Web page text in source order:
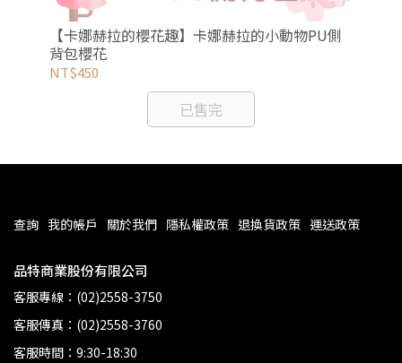
【卡娜赫拉的櫻花趣】卡娜赫拉的小動物PU側
背包櫻花
NT$450
已售完
查詢 我的帳戶 關於我們 隱私權政策 退換貨政策 運送政策
品特商業股份有限公司
客服專線：(02)2558-3750
客服傳真：(02)2558-3760
客服時間：9:30-18:30